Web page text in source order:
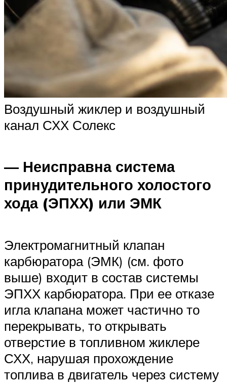
Воздушный жиклер и воздушный
канал СХХ Солекс
— Неисправна система
принудительного холостого
хода (ЭПХХ) или ЭМК
Электромагнитный клапан
карбюратора (ЭМК) (см. фото
выше) входит в состав системы
ЭПХХ карбюратора. При ее отказе
игла клапана может частично то
перекрывать, то открывать
отверстие в топливном жиклере
СХХ, нарушая прохождение
топлива в двигатель через систему